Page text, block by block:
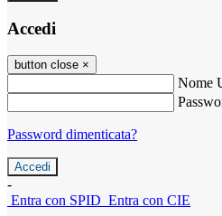
Accedi
button close ×
Nome
Password dimenticata?
-
Entra con SPID Entra con CIE